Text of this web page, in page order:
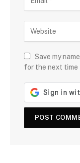
Save my
for the next time